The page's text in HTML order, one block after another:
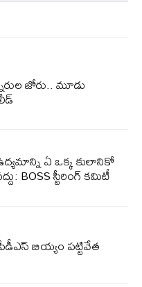
జోరు.. మూడు
ఏ ఒక్క కులానికో
BOSS స్టీరింగ్ కమిటీ
బియ్యం పట్టివేత